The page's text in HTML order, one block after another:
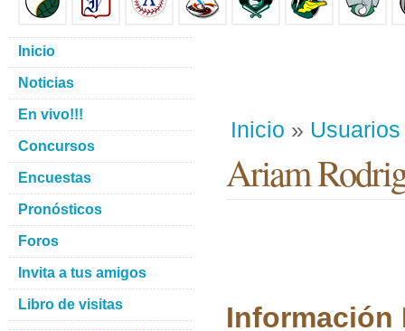
Inicio » Usuarios
Ariam
Información
Inicio
Noticias
En vivo!!!
Concursos
Encuestas
Pronósticos
Foros
Invita a tus amigos
Libro de visitas